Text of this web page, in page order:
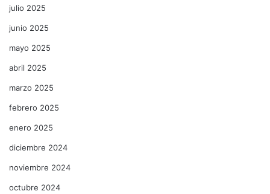
julio 2025
junio 2025
mayo 2025
abril 2025
marzo 2025
febrero 2025
enero 2025
diciembre 2024
noviembre 2024
octubre 2024